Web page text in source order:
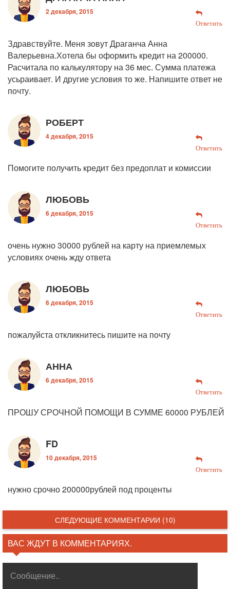
2 декабря, 2015
Ответить
Здравствуйте. Меня зовут Драганча Анна
Валерьевна.Хотела бы оформить кредит на 200000.
Расчитала по калькулятору на 36 мес. Сумма платежа
усьраивает. И другие условия то же. Напишите ответ не
почту.
РОБЕРТ
4 декабря, 2015
Ответить
Помогите получить кредит без предоплат и комиссии
ЛЮБОВЬ
6 декабря, 2015
Ответить
очень нужно 30000 рублей на карту на приемлемых
условиях очень жду ответа
ЛЮБОВЬ
6 декабря, 2015
Ответить
пожалуйста откликнитесь пишите на почту
АННА
6 декабря, 2015
Ответить
ПРОШУ СРОЧНОЙ ПОМОЩИ В СУММЕ 60000 РУБЛЕЙ
FD
10 декабря, 2015
Ответить
нужно срочно 200000рублей под проценты
СЛЕДУЮЩИЕ КОММЕНТАРИИ (10)
ВАС ЖДУТ В КОММЕНТАРИЯХ.